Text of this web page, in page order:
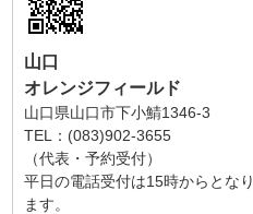
山口
オレンジフィールド
山口県山口市下小鯖1346-3
TEL：(083)902-3655
（代表・予約受付）
平日の電話受付は15時からとなり
ます。